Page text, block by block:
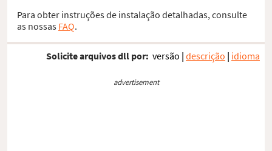
Para obter instruções de instalação detalhadas, consulte
as nossas FAQ.
Solicite arquivos dll por: versão | descrição | idioma
advertisement